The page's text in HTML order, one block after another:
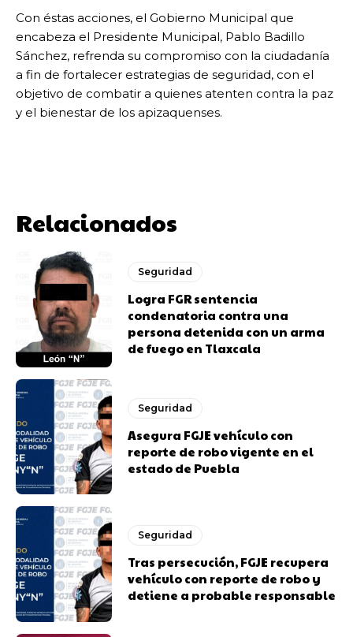
Con éstas acciones, el Gobierno Municipal que
encabeza el Presidente Municipal, Pablo Badillo
Sánchez, refrenda su compromiso con la ciudadanía
a fin de fortalecer estrategias de seguridad, con el
objetivo de combatir a quienes atenten contra la paz
y el bienestar de los apizaquenses.
Relacionados
Seguridad
Logra FGR sentencia
condenatoria contra una
persona detenida con un arma
de fuego en Tlaxcala
Seguridad
Asegura FGJE vehículo con
reporte de robo vigente en el
estado de Puebla
Seguridad
Tras persecución, FGJE recupera
vehículo con reporte de robo y
detiene a probable responsable